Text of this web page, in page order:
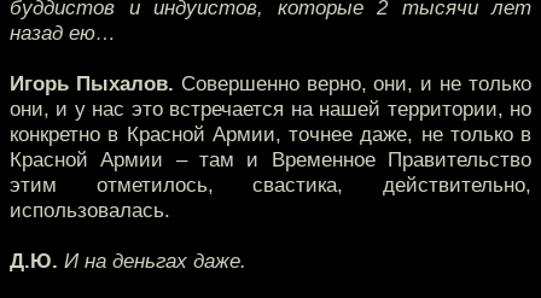
буддистов и индуистов, которые 2 тысячи лет
назад ею…
Игорь Пыхалов. Совершенно верно, они, и не только
они, и у нас это встречается на нашей территории, но
конкретно в Красной Армии, точнее даже, не только в
Красной Армии – там и Временное Правительство
этим отметилось, свастика, действительно,
использовалась.
Д.Ю. И на деньгах даже.